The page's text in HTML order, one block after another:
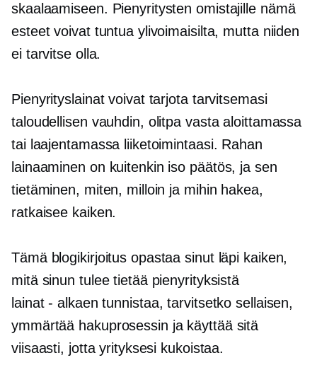
skaalaamiseen. Pienyritysten omistajille nämä
esteet voivat tuntua ylivoimaisilta, mutta niiden
ei tarvitse olla.
Pienyrityslainat voivat tarjota tarvitsemasi
taloudellisen vauhdin, olitpa vasta aloittamassa
tai laajentamassa liiketoimintaasi. Rahan
lainaaminen on kuitenkin iso päätös, ja sen
tietäminen, miten, milloin ja mihin hakea,
ratkaisee kaiken.
Tämä blogikirjoitus opastaa sinut läpi kaiken,
mitä sinun tulee tietää pienyrityksistä
lainat - alkaen tunnistaa, tarvitsetko sellaisen,
ymmärtää hakuprosessin ja käyttää sitä
viisaasti, jotta yrityksesi kukoistaa.